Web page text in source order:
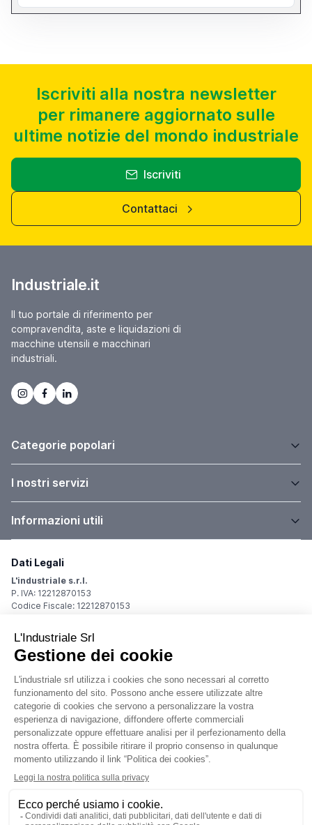
Iscriviti alla nostra newsletter
per rimanere aggiornato sulle
ultime notizie del mondo industriale
Iscriviti
Contattaci
Industriale.it
Il tuo portale di riferimento per
compravendita, aste e liquidazioni di
macchine utensili e macchinari
industriali.
Categorie popolari
I nostri servizi
Informazioni utili
Dati Legali
L'industriale s.r.l.
P. IVA: 12212870153
Codice Fiscale: 12212870153
Sede Legale
Via Carlo Dolci, 32
20148 Milano (MI)
Italy
Registro Imprese
Iscrizione R.I.: 12212870153
REA: MI-1539011
Capitale sociale: Euro 10.400,00 i.v.
Contatti
info@industriale.it
PEC:industriale@pec.industriale.it